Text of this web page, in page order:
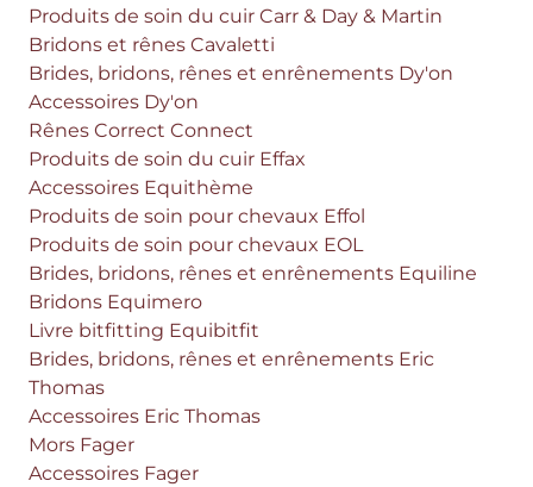
Produits de soin du cuir Carr & Day & Martin
Bridons et rênes Cavaletti
Brides, bridons, rênes et enrênements Dy'on
Accessoires Dy'on
Rênes Correct Connect
Produits de soin du cuir Effax
Accessoires Equithème
Produits de soin pour chevaux Effol
Produits de soin pour chevaux EOL
Brides, bridons, rênes et enrênements Equiline
Bridons Equimero
Livre bitfitting Equibitfit
Brides, bridons, rênes et enrênements Eric
Thomas
Accessoires Eric Thomas
Mors Fager
Accessoires Fager